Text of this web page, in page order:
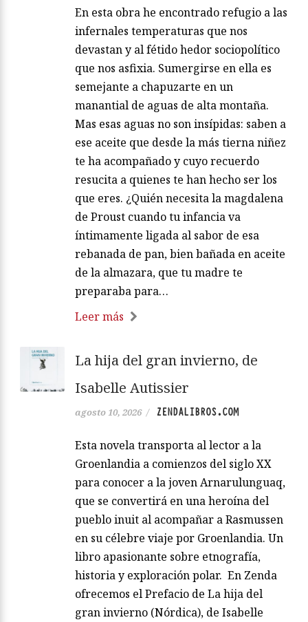
En esta obra he encontrado refugio a las
infernales temperaturas que nos
devastan y al fétido hedor sociopolítico
que nos asfixia. Sumergirse en ella es
semejante a chapuzarte en un
manantial de aguas de alta montaña.
Mas esas aguas no son insípidas: saben a
ese aceite que desde la más tierna niñez
te ha acompañado y cuyo recuerdo
resucita a quienes te han hecho ser los
que eres. ¿Quién necesita la magdalena
de Proust cuando tu infancia va
íntimamente ligada al sabor de esa
rebanada de pan, bien bañada en aceite
de la almazara, que tu madre te
preparaba para…
Leer más
La hija del gran invierno, de
Isabelle Autissier
agosto 10, 2026 / ZENDALIBROS.COM
Esta novela transporta al lector a la
Groenlandia a comienzos del siglo XX
para conocer a la joven Arnarulunguaq,
que se convertirá en una heroína del
pueblo inuit al acompañar a Rasmussen
en su célebre viaje por Groenlandia. Un
libro apasionante sobre etnografía,
historia y exploración polar. En Zenda
ofrecemos el Prefacio de La hija del
gran invierno (Nórdica), de Isabelle